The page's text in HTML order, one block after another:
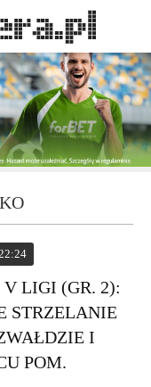
LIGI (GR. 2):
STRZELANIE
I
POM.